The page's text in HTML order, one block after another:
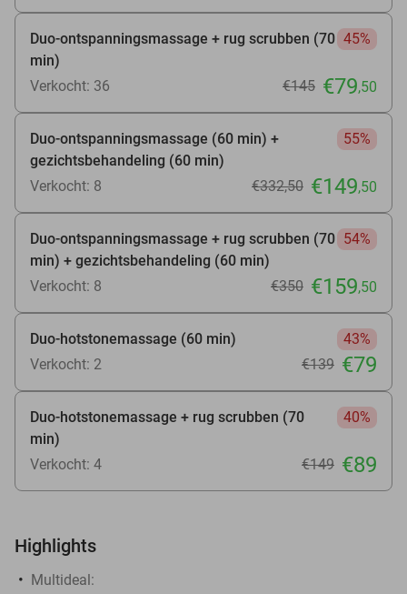
Duo-ontspanningsmassage + rug scrubben (70
min)
45%
Verkocht: 36 €145 €79,50
Duo-ontspanningsmassage (60 min) +
gezichtsbehandeling (60 min)
55%
Verkocht: 8 €332,50 €149,50
Duo-ontspanningsmassage + rug scrubben (70
min) + gezichtsbehandeling (60 min)
54%
Verkocht: 8 €350 €159,50
Duo-hotstonemassage (60 min)
43%
Verkocht: 2
€139 €79
Duo-hotstonemassage + rug scrubben (70
min)
40%
Verkocht: 4 €149 €89
Highlights
Multideal: